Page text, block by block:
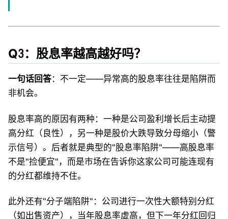
Q3：股息率越高越好吗？
一句话回答：不一定——异常高的股息率往往是陷阱而
非机会。
股息率高的原因有两种：一种是公司盈利增长后主动提
高分红（良性），另一种是股价大跌导致分母缩小（警
示信号）。后者就是典型的"股息率陷阱"——高股息率
不是"捡便宜"，而是市场在告诉你这家公司可能连现有
的分红都维持不住。
此外还有"分子端陷阱"：公司进行一次性大额特别分红
（如出售资产），当年股息率虚高，但下一年分红回归